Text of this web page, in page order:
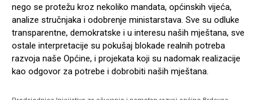
nego se protežu kroz nekoliko mandata, općinskih vijeća,
analize stručnjaka i odobrenje ministarstava. Sve su odluke
transparentne, demokratske i u interesu naših mještana, sve
ostale interpretacije su pokušaj blokade realnih potreba
razvoja naše Općine, i projekata koji su nadomak realizacije
kao odgovor za potrebe i dobrobiti naših mještana.